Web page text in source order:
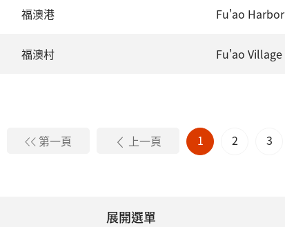
福澳港 Fu'ao Harbor
福澳村 Fu'ao Village
第一頁 上一頁 1 2 3
展開選單